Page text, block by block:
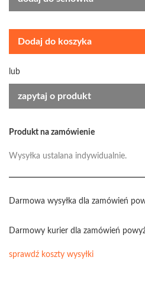
Dodaj do koszyka
lub
zapytaj o produkt
Produkt na zamówienie
Wysyłka ustalana indywidualnie.
Darmowa wysyłka dla zamówień
Darmowy kurier dla zamówień
sprawdź koszty wysyłki